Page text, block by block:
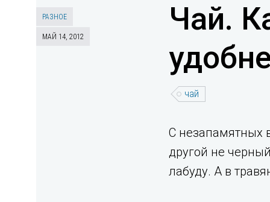
РАЗНОЕ
МАЙ 14, 2012
Чай.
чай
С незапамятных
другой не
лабуду. А в